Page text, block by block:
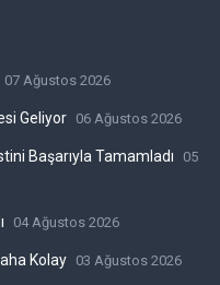
07 Ağustos 2026
Geliyor 06 Ağustos 2026
Başarıyla Tamamladı
05
04 Ağustos 2026
Kolay 03 Ağustos 2026